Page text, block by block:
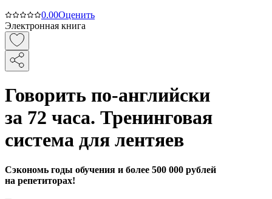
0.00Оценить
Электронная книга
Говорить по-английски
за 72 часа. Тренинговая
система для лентяев
Сэкономь годы обучения и более 500 000 рублей
на репетиторах!